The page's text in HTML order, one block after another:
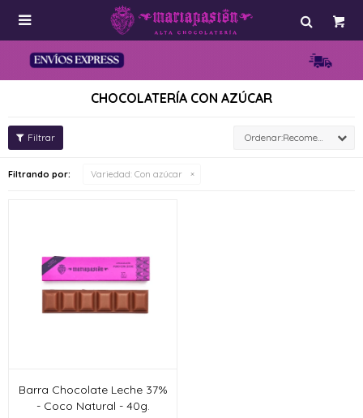

CHOCOLATERÍA CON AZÚCAR
Recomendados
Filtrando por: Variedad: Con azúcar
Barra Chocolate Leche 37%
- Coco Natural - 40g.